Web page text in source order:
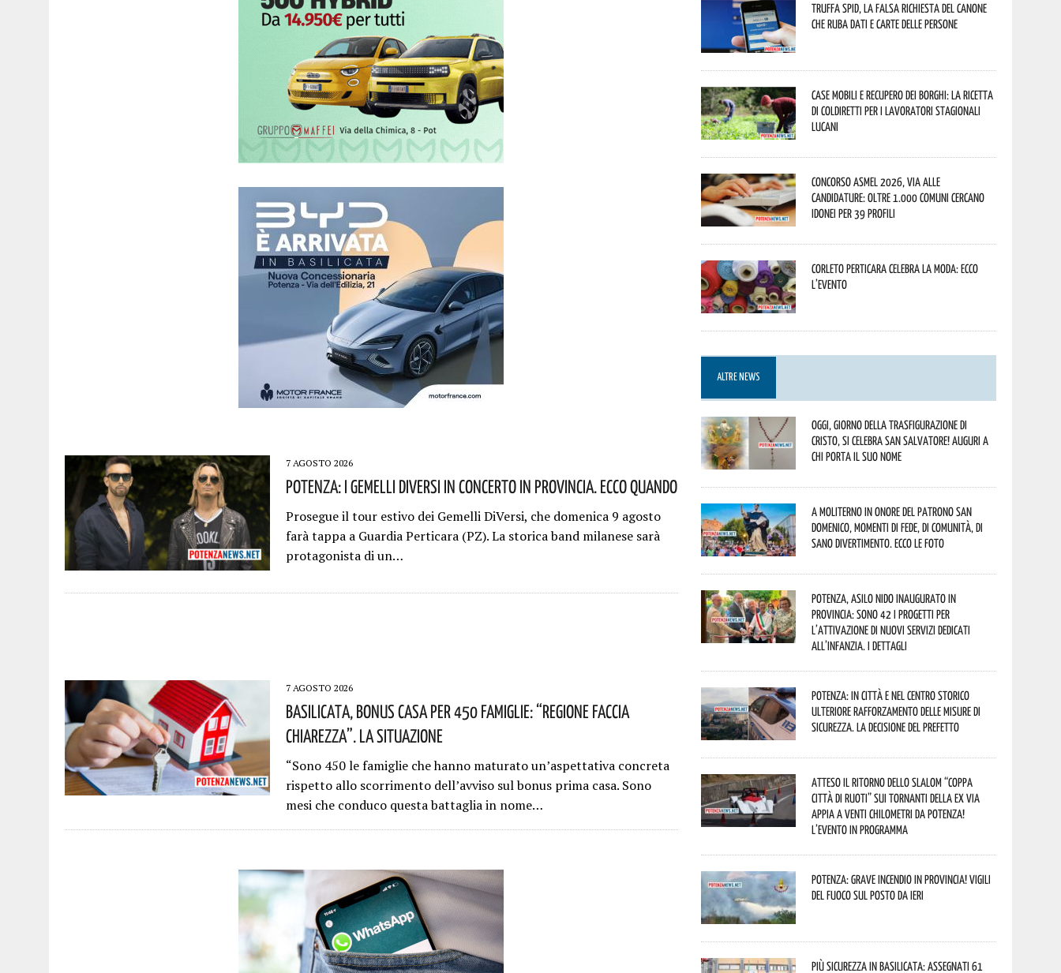
7 AGOSTO 2026
Potenza: I Gemelli DiVersi In Concerto In Provincia. Ecco Quando
Prosegue il tour estivo dei Gemelli DiVersi, che domenica 9 agosto
farà tappa a Guardia Perticara (PZ). La storica band milanese sarà
protagonista di un…
7 AGOSTO 2026
Basilicata, Bonus Casa Per 450 Famiglie: “Regione Faccia
Chiarezza”. La Situazione
“Sono 450 le famiglie che hanno maturato un’aspettativa concreta
rispetto allo scorrimento dell’avviso sul bonus prima casa. Sono
mesi che conduco questa battaglia in nome…
Truffa Spid, la falsa richiesta del canone
che ruba dati e carte delle persone
Case mobili e recupero dei borghi: la ricetta
di Coldiretti per i lavoratori stagionali
lucani
Concorso Asmel 2026, via alle
candidature: oltre 1.000 Comuni cercano
idonei per 39 profili
Corleto Perticara celebra la moda: ecco
l’evento
ALTRE NEWS
Oggi, giorno della Trasfigurazione di
Cristo, si celebra San Salvatore! Auguri a
chi porta il suo nome
A Moliterno in onore del Patrono San
Domenico, momenti di fede, di comunità, di
sano divertimento. Ecco le foto
Potenza, asilo nido inaugurato in
provincia: sono 42 i progetti per
l’attivazione di nuovi servizi dedicati
all’infanzia. I dettagli
Potenza: in città e nel centro storico
ulteriore rafforzamento delle misure di
sicurezza. La decisione del Prefetto
Atteso il ritorno dello slalom “Coppa
Città di Ruoti” sui tornanti della ex via
Appia a venti chilometri da Potenza!
L’evento in programma
Potenza: grave incendio in Provincia! Vigili
del fuoco sul posto da ieri
Più sicurezza in Basilicata: assegnati 61